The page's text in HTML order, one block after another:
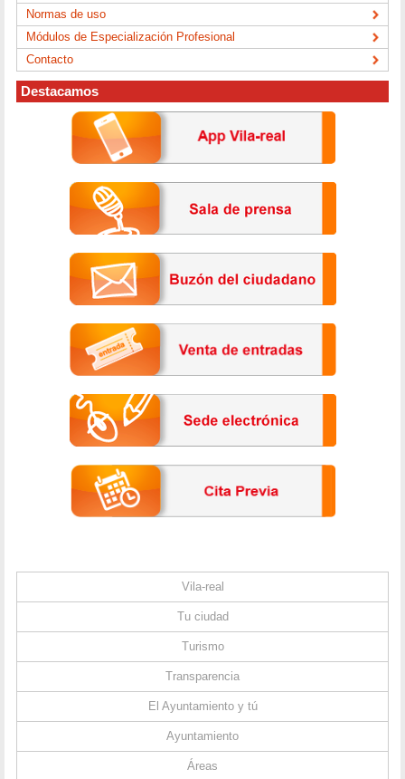
Normas de uso
Módulos de Especialización Profesional
Contacto
Destacamos
Vila-real
Tu ciudad
Turismo
Transparencia
El Ayuntamiento y tú
Ayuntamiento
Áreas